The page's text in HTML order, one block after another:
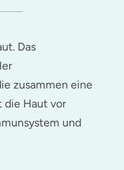
Das
zusammen eine
die Haut vor
und